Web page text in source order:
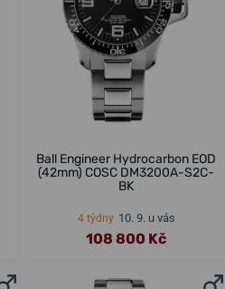
Ball Engineer Hydrocarbon EOD
(42mm) COSC DM3200A-S2C-
BK
4 týdny 10. 9. u vás
108 800 Kč